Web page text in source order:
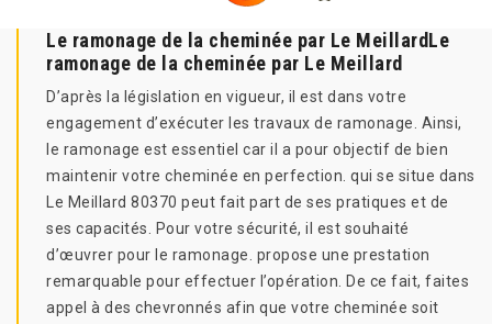
Le ramonage de la cheminée par Le MeillardLe
ramonage de la cheminée par Le Meillard
D’après la législation en vigueur, il est dans votre
engagement d’exécuter les travaux de ramonage. Ainsi,
le ramonage est essentiel car il a pour objectif de bien
maintenir votre cheminée en perfection. qui se situe dans
Le Meillard 80370 peut fait part de ses pratiques et de
ses capacités. Pour votre sécurité, il est souhaité
d’œuvrer pour le ramonage. propose une prestation
remarquable pour effectuer l’opération. De ce fait, faites
appel à des chevronnés afin que votre cheminée soit